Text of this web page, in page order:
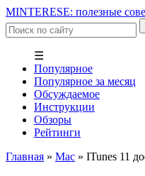
MINTERESE: полезные
☰
Популярное
Популярное за месяц
Обсуждаемое
Инструкции
Обзоры
Рейтинги
Главная » Mac » ITunes 11